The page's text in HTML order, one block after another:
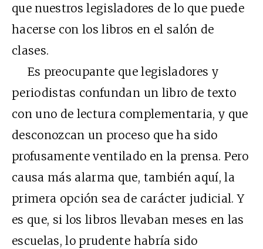
que nuestros legisladores de lo que puede
hacerse con los libros en el salón de
clases.
Es preocupante que legisladores y
periodistas confundan un libro de texto
con uno de lectura complementaria, y que
desconozcan un proceso que ha sido
profusamente ventilado en la prensa. Pero
causa más alarma que, también aquí, la
primera opción sea de carácter judicial. Y
es que, si los libros llevaban meses en las
escuelas, lo prudente habría sido